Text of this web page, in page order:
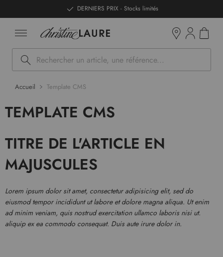
DERNIERS PRIX - Stocks limités
Rechercher
Accueil Template CMS
TEMPLATE CMS
TITRE DE L'ARTICLE EN
MAJUSCULES
Lorem ipsum dolor sit amet, consectetur adipisicing elit, sed do
eiusmod tempor incididunt ut labore et dolore magna aliqua. Ut enim
ad minim veniam, quis nostrud exercitation ullamco laboris nisi ut.
aliquip ex ea commodo consequat. Duis aute irure dolor in.